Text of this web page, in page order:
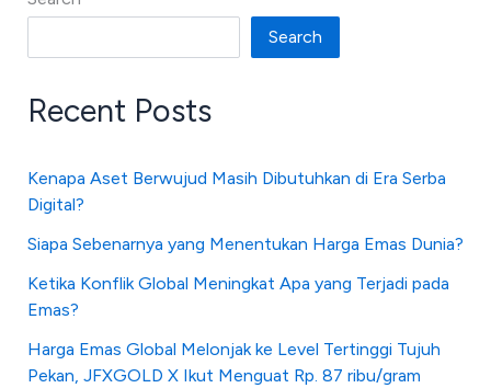
Search
Recent Posts
Kenapa Aset Berwujud Masih Dibutuhkan di Era Serba
Digital?
Siapa Sebenarnya yang Menentukan Harga Emas Dunia?
Ketika Konflik Global Meningkat Apa yang Terjadi pada
Emas?
Harga Emas Global Melonjak ke Level Tertinggi Tujuh
Pekan, JFXGOLD X Ikut Menguat Rp. 87 ribu/gram